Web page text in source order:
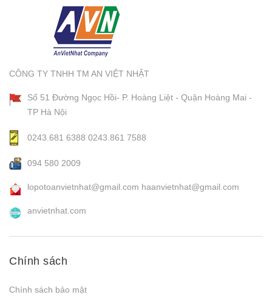
CÔNG TY TNHH TM AN VIỆT NHẬT
Số 51 Đường Ngọc Hồi- P. Hoàng Liệt - Quận Hoàng Mai -
TP Hà Nội
0243.681 6388 0243.861 7588
094 580 2009
lopotoanvietnhat@gmail.com haanvietnhat@gmail.com
anvietnhat.com
Chính sách
Chính sách bảo mật